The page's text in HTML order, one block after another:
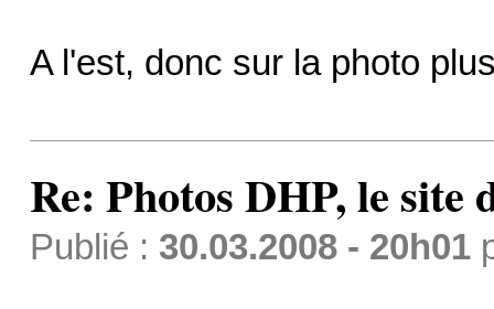
A l'est, donc sur la photo
Re: Photos DHP, le site
Publié : 30.03.2008 - 20h01